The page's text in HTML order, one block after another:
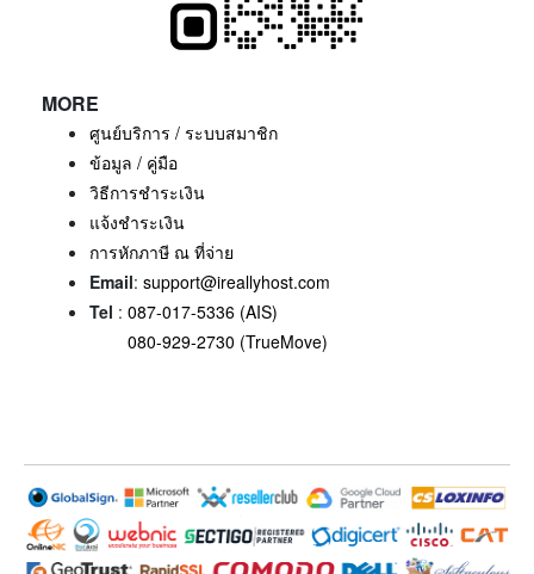
MORE
ศูนย์บริการ / ระบบสมาชิก
ข้อมูล / คู่มือ
วิธีการชำระเงิน
แจ้งชำระเงิน
การหักภาษี ณ ที่จ่าย
Email: support@ireallyhost.com
Tel : 087-017-5336 (AIS)
080-929-2730 (TrueMove)